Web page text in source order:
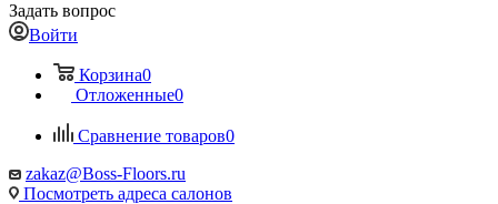
Задать вопрос
Войти
Корзина0
Отложенные0
Сравнение товаров0
zakaz@Boss-Floors.ru
Посмотреть адреса салонов